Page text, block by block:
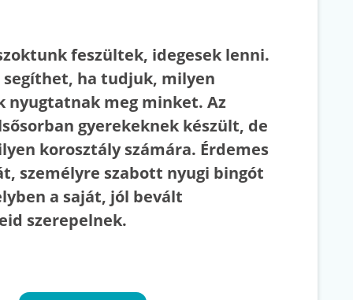
feszültek, idegesek lenni.
ha tudjuk, milyen
nyugtatnak meg minket. Az
gyerekeknek készült, de
korosztály számára. Érdemes
személyre szabott nyugi bingót
a saját, jól bevált
szerepelnek.